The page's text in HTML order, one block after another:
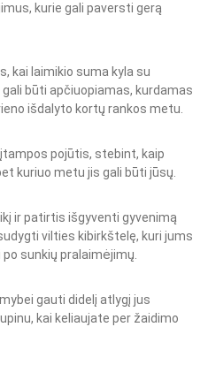
kurie gali paversti gerą
kai laimikio suma kyla su
būti apčiuopiamas, kurdamas
išdalyto kortų rankos metu.
pojūtis, stebint, kaip
kuriuo metu jis gali būti jūsų.
ir patirtis išgyventi gyvenimą
vilties kibirkštelę, kuri jums
sunkių pralaimėjimų.
gauti didelį atlygį jus
kai keliaujate per žaidimo